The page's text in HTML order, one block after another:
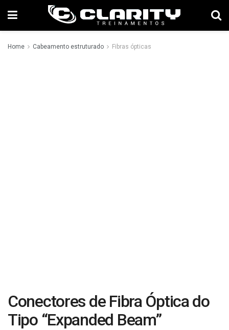
Home Cabeamento estruturado Fibras ópticas
Conectores de Fibra Óptica do
Tipo “Expanded Beam”